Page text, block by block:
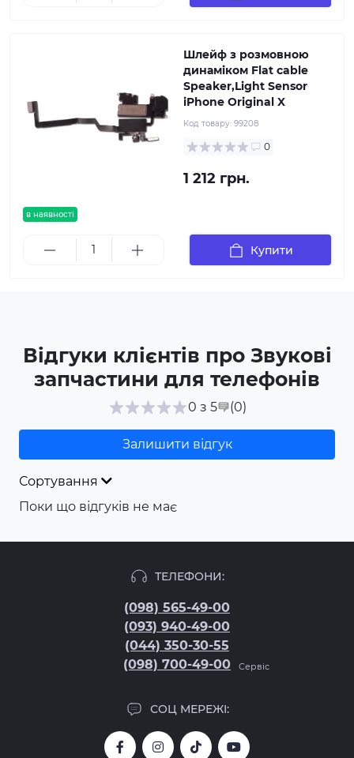
в наявності
Шлейф з розмовною
динаміком Flat cable
Speaker,Light Sensor
iPhone Original X
Код товару: 99208
0
1 212 грн.
Купити
Відгуки клієнтів про Звукові
запчастини для телефонів
0 з 5 (0)
Залишити відгук
Сортування
Поки що відгуків не має
ТЕЛЕФОНИ:
(098) 565-49-00
(093) 940-49-00
(044) 350-30-55
(098) 700-49-00
Сервіс
СОЦ МЕРЕЖІ: